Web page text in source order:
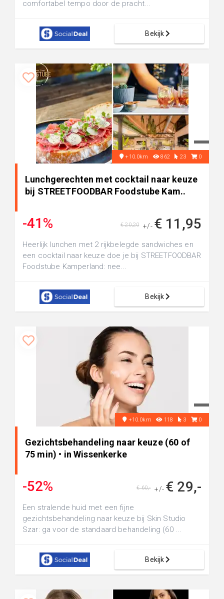
comfortabel tempo door de pracht...
Bekijk
+10.0km 862 23 0
Lunchgerechten met cocktail naar keuze
bij STREETFOODBAR Foodstube Kam..
-41% +/- € 11,95
€ 20,20
Heerlijk lunchen met 2 rijkbelegde sandwiches en
een cocktail naar keuze doe je bij STREETFOODBAR
Foodstube Kamperland: nee...
Bekijk
+10.0km 118 3 0
Gezichtsbehandeling naar keuze (60 of
75 min) • in Wissenkerke
-52% +/- € 29,-
€ 60,-
Een stralende huid met een fijne
gezichtsbehandeling naar keuze bij Skin Studio
Szar: ga voor de standaard behandeling (60 ...
Bekijk